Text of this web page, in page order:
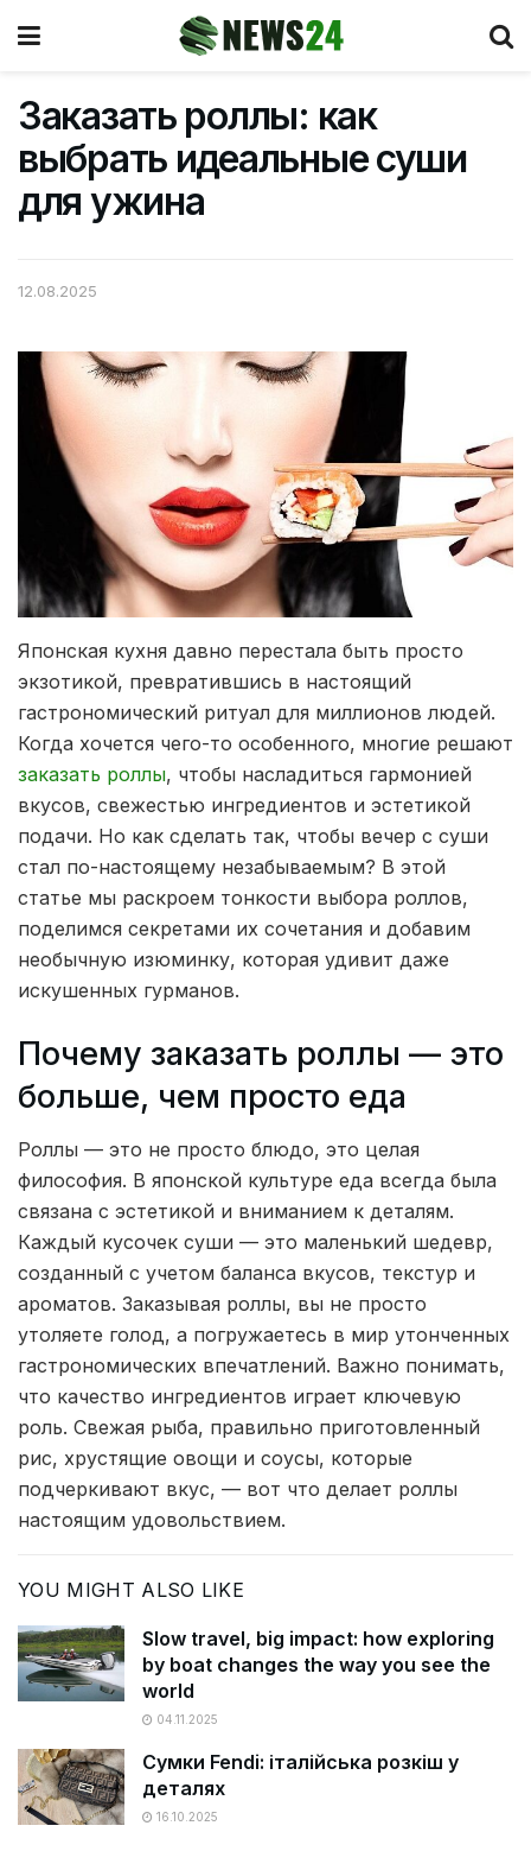
Заказать роллы: как
выбрать идеальные суши
для ужина
12.08.2025
Японская кухня давно перестала быть просто
экзотикой, превратившись в настоящий
гастрономический ритуал для миллионов людей.
Когда хочется чего-то особенного, многие решают
заказать роллы, чтобы насладиться гармонией
вкусов, свежестью ингредиентов и эстетикой
подачи. Но как сделать так, чтобы вечер с суши
стал по-настоящему незабываемым? В этой
статье мы раскроем тонкости выбора роллов,
поделимся секретами их сочетания и добавим
необычную изюминку, которая удивит даже
искушенных гурманов.
Почему заказать роллы — это
больше, чем просто еда
Роллы — это не просто блюдо, это целая
философия. В японской культуре еда всегда была
связана с эстетикой и вниманием к деталям.
Каждый кусочек суши — это маленький шедевр,
созданный с учетом баланса вкусов, текстур и
ароматов. Заказывая роллы, вы не просто
утоляете голод, а погружаетесь в мир утонченных
гастрономических впечатлений. Важно понимать,
что качество ингредиентов играет ключевую
роль. Свежая рыба, правильно приготовленный
рис, хрустящие овощи и соусы, которые
подчеркивают вкус, — вот что делает роллы
настоящим удовольствием.
YOU MIGHT ALSO LIKE
Slow travel, big impact: how exploring
by boat changes the way you see the
world
04.11.2025
Сумки Fendi: італійська розкіш у
деталях
16.10.2025